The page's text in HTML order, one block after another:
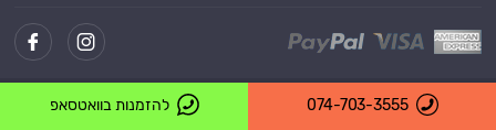
Powered by
074-703-3555 להזמנות בוואטסאפ